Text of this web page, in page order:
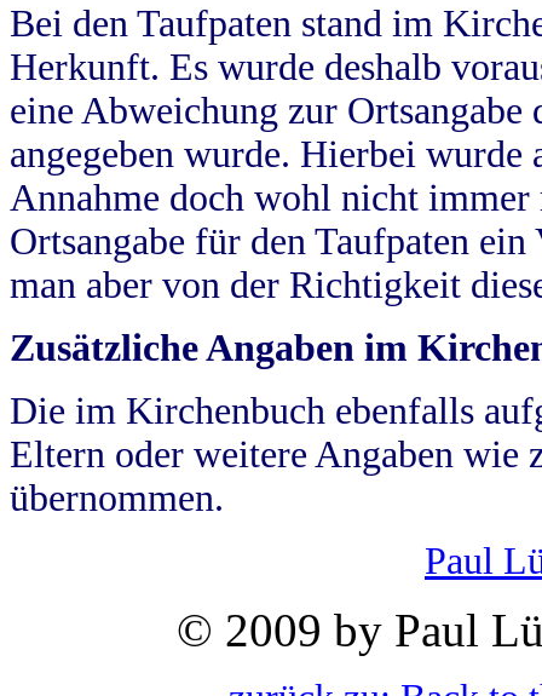
Bei den Taufpaten stand im
Herkunft. Es wurde deshalb
eine Abweichung zur
angegeben wurde. Hierbei wurde
Annahme doch wohl nicht
Ortsangabe für den Taufpaten
man aber von der Richtigkeit
Zusätzliche Angaben im
Die im Kirchenbuch ebenfalls
Eltern oder weitere Angaben wie
übernommen.
Paul
© 2009 by Paul